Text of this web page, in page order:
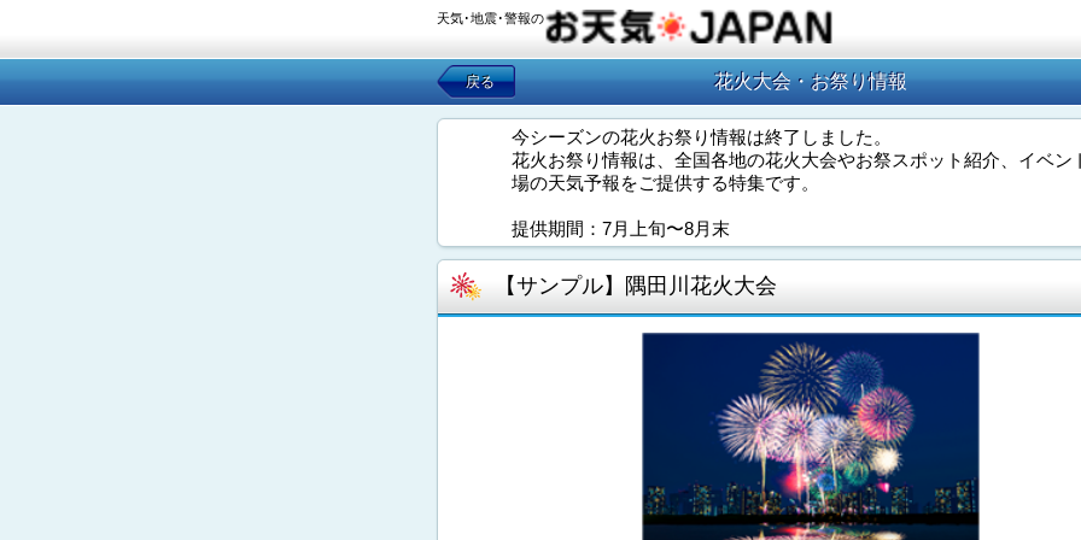
天気･地震･警報の
戻る 花火大会・お祭り情報
今シーズンの花火お祭り情報は終了しました。
花火お祭り情報は、全国各地の花火大会やお祭スポット紹介、イベン
場の天気予報をご提供する特集です。
提供期間：7月上旬〜8月末
【サンプル】隅田川花火大会